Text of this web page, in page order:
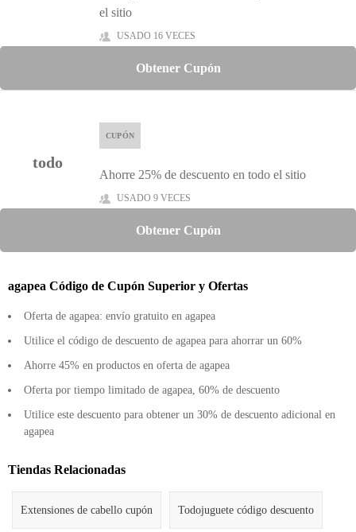
el sitio
USADO 16 VECES
Obtener Cupón
todo
CUPÓN
Ahorre 25% de descuento en todo el sitio
USADO 9 VECES
Obtener Cupón
agapea Código de Cupón Superior y Ofertas
Oferta de agapea: envío gratuito en agapea
Utilice el código de descuento de agapea para ahorrar un 60%
Ahorre 45% en productos en oferta de agapea
Oferta por tiempo limitado de agapea, 60% de descuento
Utilice este descuento para obtener un 30% de descuento adicional en
agapea
Tiendas Relacionadas
Extensiones de cabello cupón Todojuguete código descuento